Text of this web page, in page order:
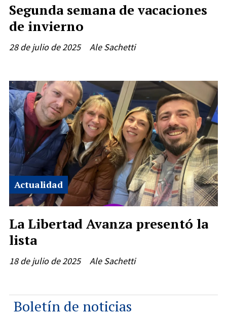
Segunda semana de vacaciones
de invierno
Ale Sachetti
28 de julio de 2025
La Libertad Avanza presentó la
lista
Ale Sachetti
Actualidad
18 de julio de 2025
Boletín de noticias